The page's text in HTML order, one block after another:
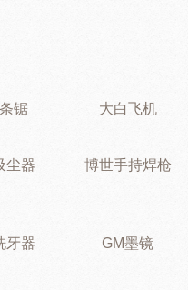
锯 大白飞机
尘器 博世手持焊枪
牙器 GM墨镜